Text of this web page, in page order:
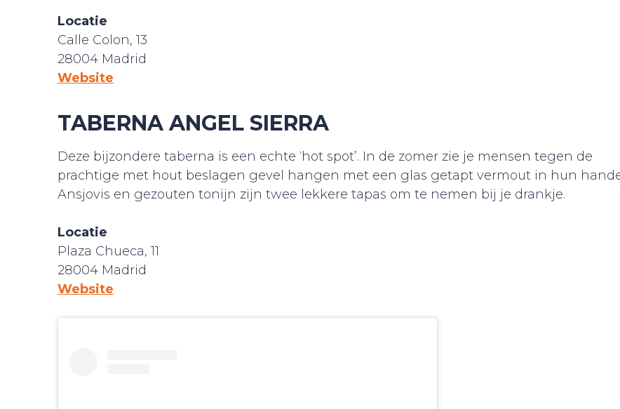
Locatie
Calle Colon, 13
28004 Madrid
Website
TABERNA ANGEL SIERRA
Deze bijzondere taberna is een echte ‘hot spot’. In de zomer zie je mensen tegen de
prachtige met hout beslagen gevel hangen met een glas getapt vermout in hun
Ansjovis en gezouten tonijn zijn twee lekkere tapas om te nemen bij je drankje.
Locatie
Plaza Chueca, 11
28004 Madrid
Website